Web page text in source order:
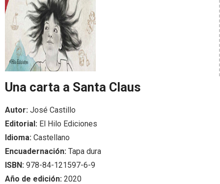
Una carta a Santa Claus
Autor: José Castillo
Editorial: El Hilo Ediciones
Idioma: Castellano
Encuadernación: Tapa dura
ISBN: 978-84-121597-6-9
Año de edición: 2020